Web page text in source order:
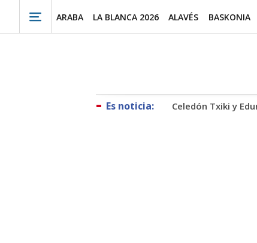
Celedón Txiki y
ARABA LA BLANCA 2026 ALAVÉS BASKONIA